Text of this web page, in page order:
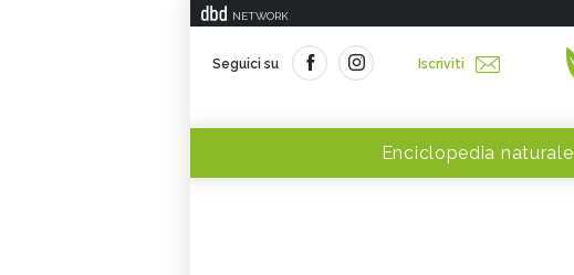
NETWORK
Seguici su Iscriviti
Enciclopedia naturale